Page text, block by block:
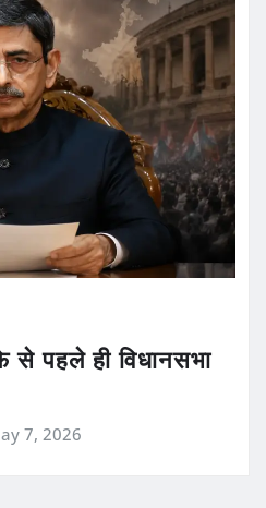
से पहले ही विधानसभा
7, 2026